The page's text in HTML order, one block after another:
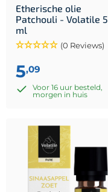
Etherische olie
Patchouli - Volatile 5
ml
(0 Reviews)
5,09
Voor 16 uur besteld,
morgen in huis